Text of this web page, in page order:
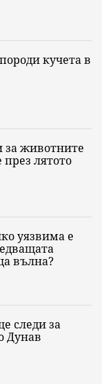
кучета в
за животните
лятото
уязвима е
вълна?
следи за
Дунав